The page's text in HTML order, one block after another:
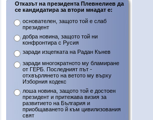
Отказът на президента Плевнелиев да
се кандидатира за втори мнадат е:
основателен, защото той е слаб
президент
добра новина, защото той ни
конфронтира с Русия
заради изцепката на Радан Кънев
заради многократното му бламиране
от ГЕРБ. Последният път -
отхвърлянето на ветото му върху
Изборния кодекс
лоша новина, защото той е достоен
президент и притежава визия за
развитието на България и
приобщаването й към цивилизования
свят